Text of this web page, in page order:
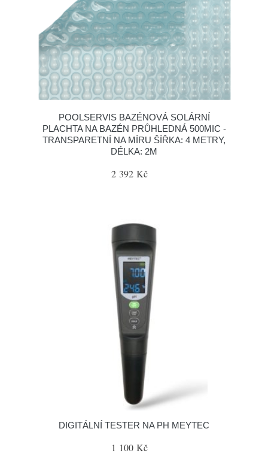
POOLSERVIS BAZÉNOVÁ SOLÁRNÍ
PLACHTA NA BAZÉN PRŮHLEDNÁ 500MIC -
TRANSPARETNÍ NA MÍRU ŠÍŘKA: 4 METRY,
DÉLKA: 2M
2 392 Kč
DIGITÁLNÍ TESTER NA PH MEYTEC
1 100 Kč